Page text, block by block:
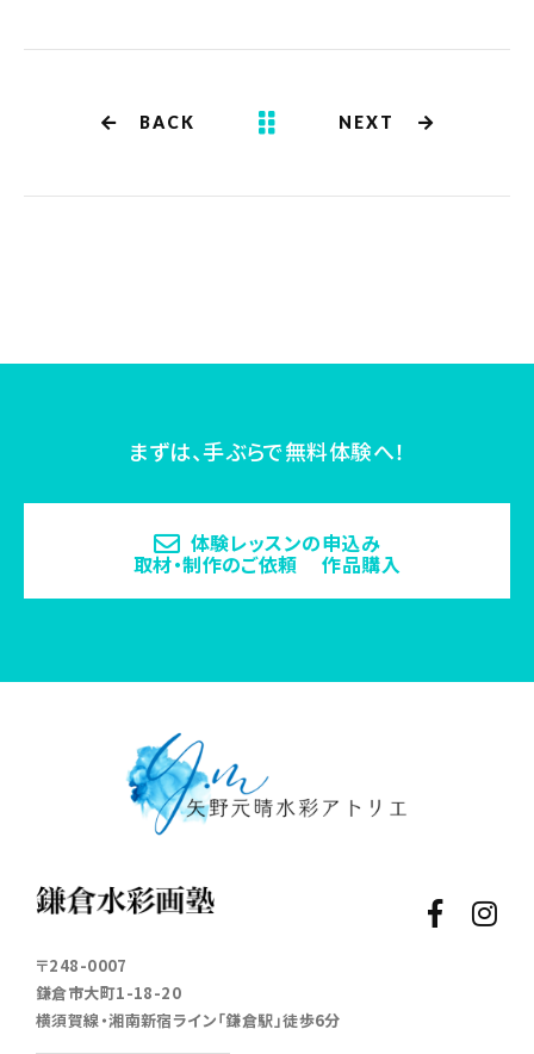
BACK NEXT
まずは、手ぶらで無料体験へ！
体験レッスンの申込み
取材・制作のご依頼 作品購入
〒248-0007
鎌倉市大町1-18-20
横須賀線・湘南新宿ライン「鎌倉駅」徒歩6分